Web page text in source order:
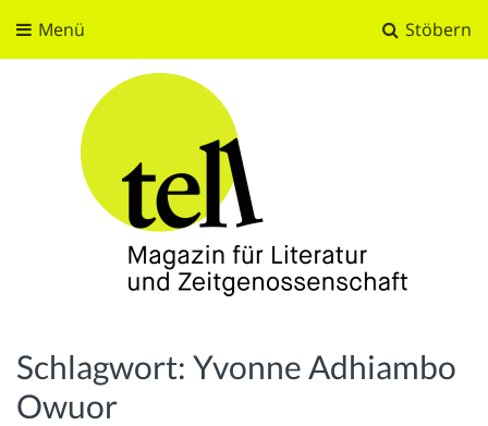
Stöbern
Menü
Schlagwort: Yvonne Adhiambo
Owuor